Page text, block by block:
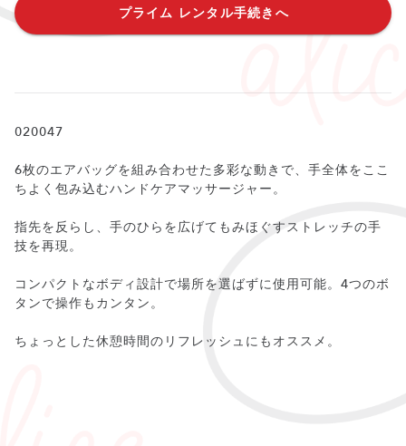
プライム レンタル手続きへ
020047
6枚のエアバッグを組み合わせた多彩な動きで、手全体をここ
ちよく包み込むハンドケアマッサージャー。
指先を反らし、手のひらを広げてもみほぐすストレッチの手
技を再現。
コンパクトなボディ設計で場所を選ばずに使用可能。4つのボ
タンで操作もカンタン。
ちょっとした休憩時間のリフレッシュにもオススメ。